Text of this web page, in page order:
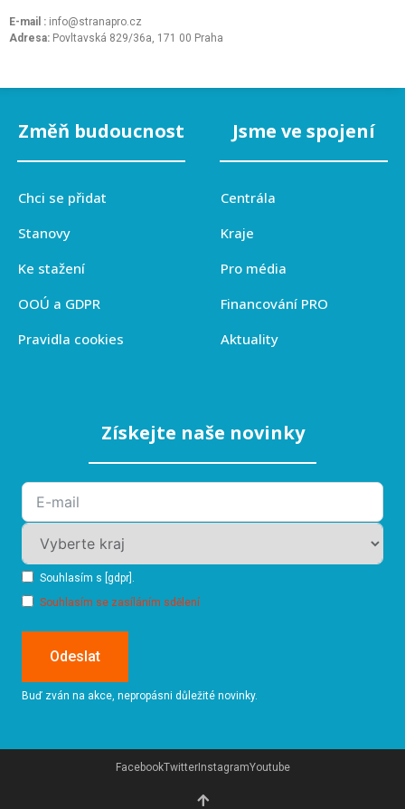
E-mail : info@stranapro.cz
Adresa: Povltavská 829/36a, 171 00 Praha
Změň budoucnost
Chci se přidat
Stanovy
Ke stažení
OOÚ a GDPR
Pravidla cookies
Jsme ve spojení
Centrála
Kraje
Pro média
Financování PRO
Aktuality
Získejte naše novinky
Souhlasím s [gdpr].
Souhlasím se zasíláním sdělení
Odeslat
Buď zván na akce, nepropásni důležité novinky.
FacebookTwitterInstagramYoutube